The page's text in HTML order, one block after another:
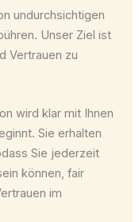
undurchsichtigen
Unser Ziel ist
Vertrauen zu
wird klar mit Ihnen
Sie erhalten
Sie jederzeit
können, fair
im